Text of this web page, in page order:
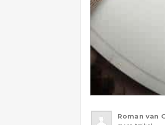
Roman van